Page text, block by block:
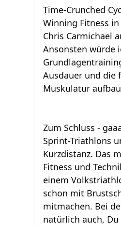
Time-Crunched
Winning Fitness
Chris Carmichael
Ansonsten würde
Ausdauer und die
Muskulatur
Zum Schluss -
Sprint-Triathlons
Kurzdistanz. Das
Fitness und
einem
schon mit
mitmachen. Bei
natürlich auch,